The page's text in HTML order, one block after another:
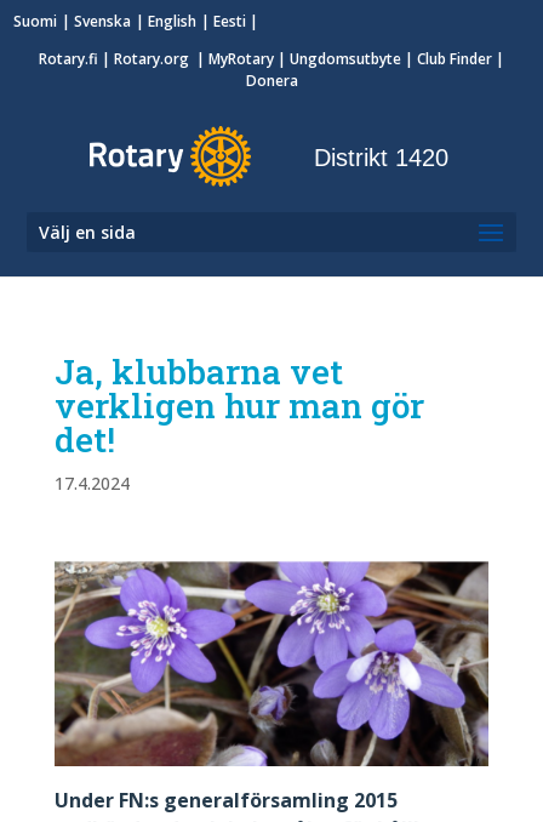
Suomi Svenska English
Eesti
Rotary.fi | Rotary.org | MyRotary | Ungdomsutbyte | Club Finder |
Donera
Distrikt 1420
Välj en sida
Ja, klubbarna vet
verkligen hur man gör
det!
17.4.2024
Under FN:s generalförsamling 2015